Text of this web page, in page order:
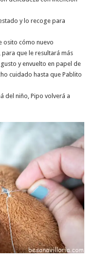
y lo recoge para
osito cómo nuevo
que le resultará más
y envuelto en papel de
cuidado hasta que Pablito
del niño, Pipo volverá a